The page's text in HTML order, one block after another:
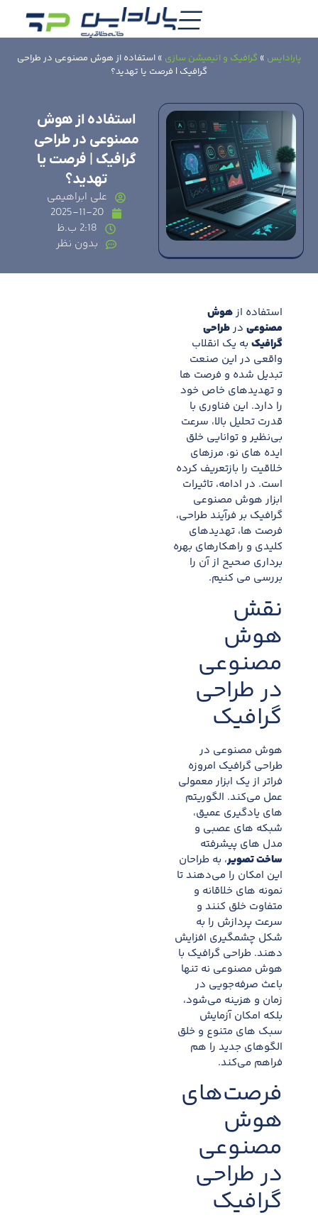
پارادایس » گرافیک و انیمیشن سازی »استفاده از هوش مصنوعی در طراحی
گرافیک | فرصت یا تهدید؟
استفاده از هوش
مصنوعی در طراحی
گرافیک | فرصت یا
تهدید؟
علی ابراهیمی
2025-11-20
2:18 ب.ظ
بدون نظر
استفاده ازهوش
مصنوعی درطراحی
گرافیک به یک انقلاب
واقعی در این صنعت
تبدیل شده و فرصت ها
و تهدیدهای خاص خود
را دارد. این فناوری با
قدرت تحلیل بالا، سرعت
بی‌نظیر و توانایی خلق
ایده های نو، مرزهای
خلاقیت را بازتعریف کرده
است. در ادامه، تاثیرات
ابزار هوش مصنوعی
گرافیک بر فرآیند طراحی،
فرصت ها، تهدیدهای
کلیدی و راهکارهای بهره
برداری صحیح از آن را
بررسی می کنیم.
نقش
هوش
مصنوعی
در طراحی
گرافیک
هوش مصنوعی در
طراحی گرافیک امروزه
فراتر از یک ابزار معمولی
عمل می‌کند. الگوریتم
های یادگیری عمیق،
شبکه های عصبی و
مدل های پیشرفته
ساخت تصویر، به طراحان
این امکان را می‌دهند تا
نمونه های خلاقانه و
متفاوت خلق کنند و
سرعت پردازش را به
شکل چشمگیری افزایش
دهند. طراحی گرافیک با
هوش مصنوعی نه تنها
باعث صرفه‌جویی در
زمان و هزینه می‌شود،
بلکه امکان آزمایش
سبک های متنوع و خلق
الگوهای جدید را هم
فراهم می‌کند.​
فرصت‌های
هوش
مصنوعی
در طراحی
گرافیک